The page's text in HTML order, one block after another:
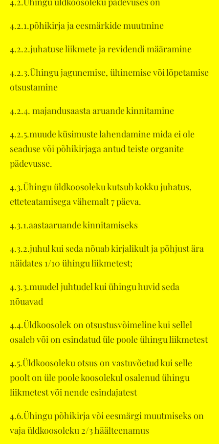
4.2.1.põhikirja ja eesmärkide muutmine
4.2.2.juhatuse liikmete ja revidendi määramine
4.2.3.Ühingu jagunemise, ühinemise või lõpetamise
otsustamine
4.2.4. majandusaasta aruande kinnitamine
4.2.5.muude küsimuste lahendamine mida ei ole
seaduse või põhikirjaga antud teiste organite
pädevusse.
4.3.Ühingu üldkoosoleku kutsub kokku juhatus,
etteteatamisega vähemalt 7 päeva.
4.3.1.aastaaruande kinnitamiseks
4.3.2.juhul kui seda nõuab kirjalikult ja põhjust ära
näidates 1/10 ühingu liikmetest;
4.3.3.muudel juhtudel kui ühingu huvid seda
nõuavad
4.4.Üldkoosolek on otsustusvõimeline kui sellel
osaleb või on esindatud üle poole ühingu liikmetest
4.5.Üldkoosoleku otsus on vastuvõetud kui selle
poolt on üle poole koosolekul osalenud ühingu
liikmetest või nende esindajatest
4.6.Ühingu põhikirja või eesmärgi muutmiseks on
vaja üldkoosoleku 2/3 häälteenamus